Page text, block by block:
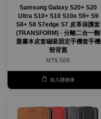
Samsung Galaxy S20+ S20
Ultra S10+ S10 S10e S9+ S9
S8+ S8 S7edge S7 皮革保護套
(TRANSFORM) - 分離二合一翻
蓋書本皮套磁吸固定手機套手機
殼背蓋
NT$ 500
加入購物車